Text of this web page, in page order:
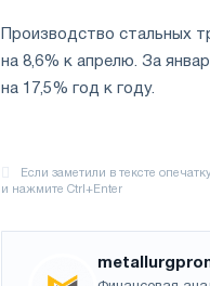
Производство стальных
на 8,6% к апрелю. За
на 17,5% год к году.